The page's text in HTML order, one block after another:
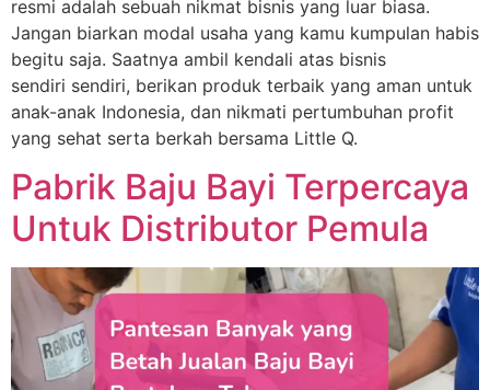
resmi adalah sebuah nikmat bisnis yang luar biasa.
Jangan biarkan modal usaha yang kamu kumpulan habis
begitu saja. Saatnya ambil kendali atas bisnis
sendiri sendiri, berikan produk terbaik yang aman untuk
anak-anak Indonesia, dan nikmati pertumbuhan profit
yang sehat serta berkah bersama Little Q.
Pabrik Baju Bayi Terpercaya
Untuk Distributor Pemula